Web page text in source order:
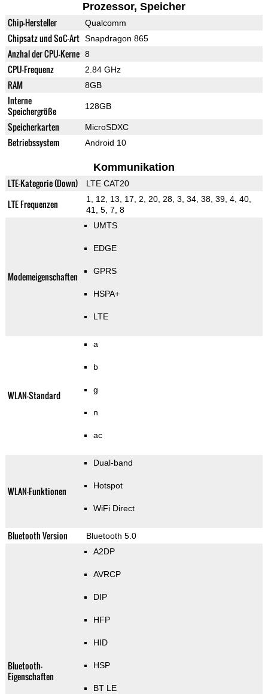
Prozessor, Speicher
Chip-Hersteller Qualcomm
Chipsatz und SoC-Art Snapdragon 865
Anzhal der CPU-Kerne 8
CPU-Frequenz 2.84 GHz
RAM 8GB
Interne
Speichergröße
128GB
Speicherkarten MicroSDXC
Betriebssystem Android 10
Kommunikation
LTE-Kategorie (Down) LTE CAT20
LTE Frequenzen
1, 12, 13, 17, 2, 20, 28, 3, 34, 38, 39, 4, 40,
41, 5, 7, 8
Modemeigenschaften
UMTS
EDGE
GPRS
HSPA+
LTE
WLAN-Standard
a
b
g
n
ac
WLAN-Funktionen
Dual-band
Hotspot
WiFi Direct
Bluetooth Version Bluetooth 5.0
Bluetooth-
Eigenschaften
A2DP
AVRCP
DIP
HFP
HID
HSP
BT LE